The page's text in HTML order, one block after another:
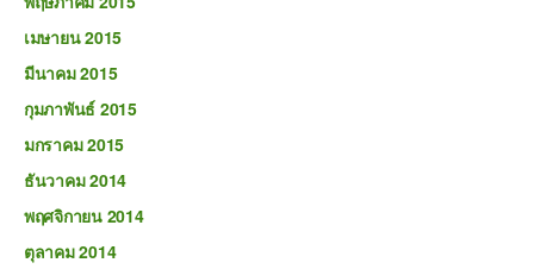
เมษายน 2015
มีนาคม 2015
กุมภาพันธ์ 2015
มกราคม 2015
ธันวาคม 2014
พฤศจิกายน 2014
ตุลาคม 2014